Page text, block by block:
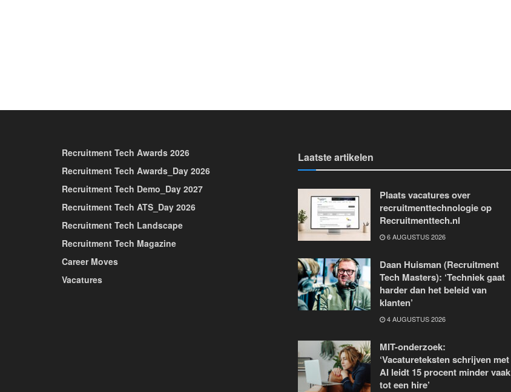
Recruitment Tech Awards 2026
Recruitment Tech Awards_Day 2026
Recruitment Tech Demo_Day 2027
Recruitment Tech ATS_Day 2026
Recruitment Tech Landscape
Recruitment Tech Magazine
Career Moves
Vacatures
Laatste artikelen
Plaats vacatures over
recruitmenttechnologie op
Recruitmenttech.nl
6 AUGUSTUS 2026
Daan Huisman (Recruitment
Tech Masters): ‘Techniek gaat
harder dan het beleid van
klanten’
4 AUGUSTUS 2026
MIT-onderzoek:
‘Vacatureteksten schrijven met
AI leidt 15 procent minder vaak
tot een hire’